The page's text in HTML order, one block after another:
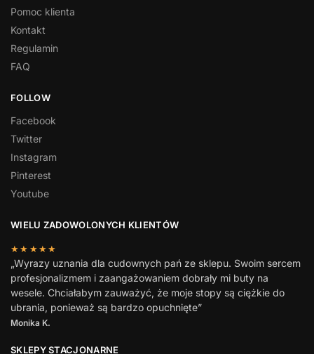
Pomoc klienta
Kontakt
Regulamin
FAQ
FOLLOW
Facebook
Twitter
Instagram
Pinterest
Youtube
WIELU ZADOWOLONYCH KLIENTÓW
★★★★★
„Wyrazy uznania dla cudownych pań ze sklepu. Swoim sercem
profesjonalizmem i zaangażowaniem dobrały mi buty na
wesele. Chciałabym zauważyć, że moje stopy są ciężkie do
ubrania, ponieważ są bardzo opuchnięte”
Monika K.
SKLEPY STACJONARNE